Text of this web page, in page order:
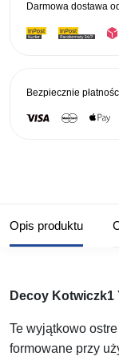
4szt.Darmowa dostawa od
Bezpiecznie
Opis produktu
Decoy Kotwiczk1
Te wyjątkowo
formowane przy